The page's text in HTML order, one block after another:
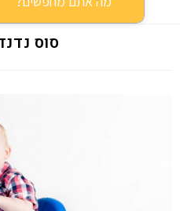
סוס נדנדה